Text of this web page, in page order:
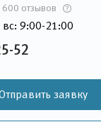
600 отзывов
9:00-21:00
52
заявку